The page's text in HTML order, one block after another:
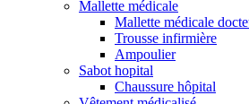
Mallette médicale
Mallette médicale
Trousse infirmière
Ampoulier
Sabot hopital
Chaussure hôpital